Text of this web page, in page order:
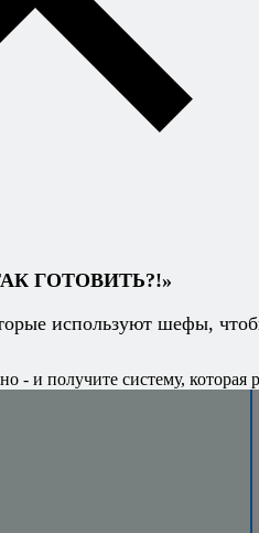
сочетаний
откроет вам
свободу
придумывать
блюда на ходу
и знать, что всё
ГОТОВИТЬ?!»
используют шефы,
- и получите систему, которая